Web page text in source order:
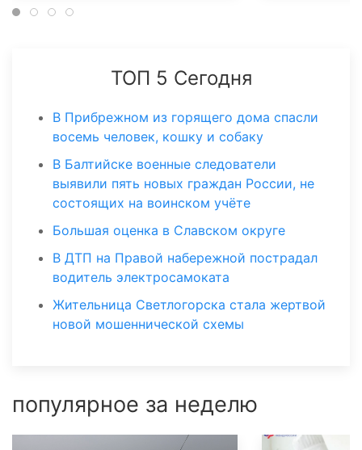
ТОП 5 Сегодня
В Прибрежном из горящего дома спасли
восемь человек, кошку и собаку
В Балтийске военные следователи
выявили пять новых граждан России, не
состоящих на воинском учёте
Большая оценка в Славском округе
В ДТП на Правой набережной пострадал
водитель электросамоката
Жительница Светлогорска стала жертвой
новой мошеннической схемы
популярное за неделю